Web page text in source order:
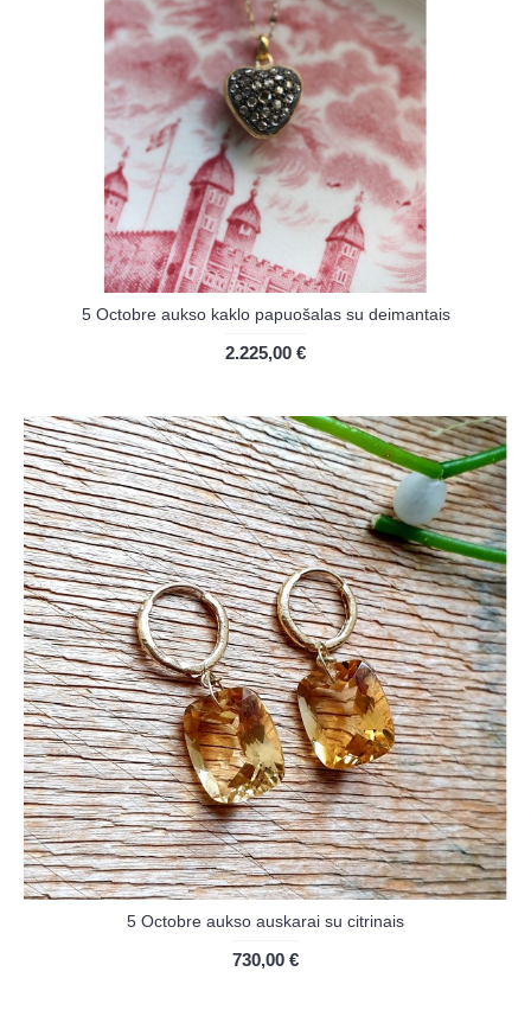
5 Octobre aukso kaklo papuošalas su deimantais
2.225,00 €
5 Octobre aukso auskarai su citrinais
730,00 €